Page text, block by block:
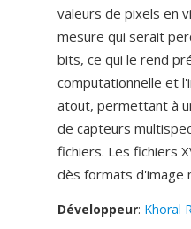
valeurs de pixels en
mesure qui serait
bits, ce qui le rend
computationnelle et
atout, permettant à
de capteurs
fichiers. Les fichiers
dès formats d'image
Développeur: Khoral